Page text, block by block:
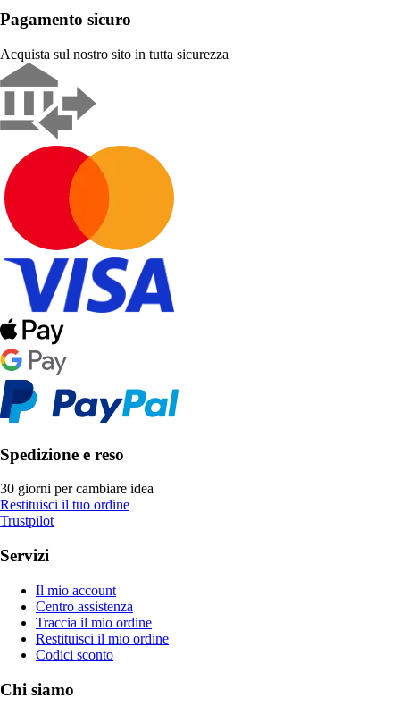
Pagamento sicuro
Acquista sul nostro sito in tutta sicurezza
Spedizione e reso
30 giorni per cambiare idea
Restituisci il tuo ordine
Trustpilot
Servizi
Il mio account
Centro assistenza
Traccia il mio ordine
Restituisci il mio ordine
Codici sconto
Chi siamo